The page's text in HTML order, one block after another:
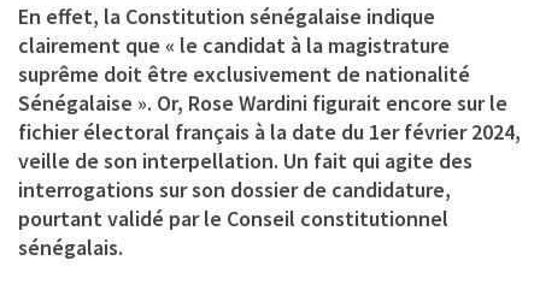
En effet, la Constitution sénégalaise indique
clairement que « le candidat à la magistrature
suprême doit être exclusivement de nationalité
Sénégalaise ». Or, Rose Wardini figurait encore sur le
fichier électoral français à la date du 1er février 2024,
veille de son interpellation. Un fait qui agite des
interrogations sur son dossier de candidature,
pourtant validé par le Conseil constitutionnel
sénégalais.